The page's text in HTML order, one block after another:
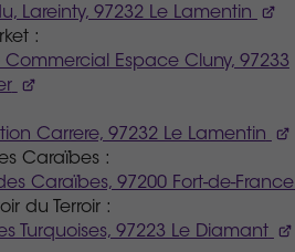
Lareinty, 97232 Le Lamentin
:
Commercial Espace Cluny, 97233
Carrere, 97232 Le Lamentin
Caraïbes :
Caraïbes, 97200 Fort-de-France
du Terroir :
Turquoises, 97223 Le Diamant